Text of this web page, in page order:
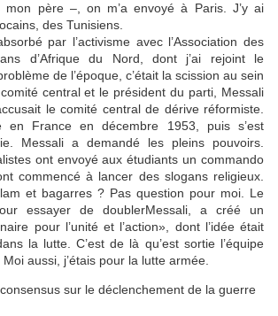
mon père –, on m’a envoyé à Paris. J’y ai
des Tunisiens.
par l’activisme avec l’Association des
d’Afrique du Nord, dont j’ai rejoint le
de l’époque, c’était la scission au sein
central et le président du parti, Messali
le comité central de dérive réformiste.
France en décembre 1953, puis s’est
Messali a demandé les pleins pouvoirs.
ont envoyé aux étudiants un commando
commencé à lancer des slogans religieux.
et bagarres ? Pas question pour moi. Le
essayer de doublerMessali, a créé un
pour l’unité et l’action», dont l’idée était
la lutte. C’est de là qu’est sortie l’équipe
aussi, j’étais pour la lutte armée.
sur le déclenchement de la guerre